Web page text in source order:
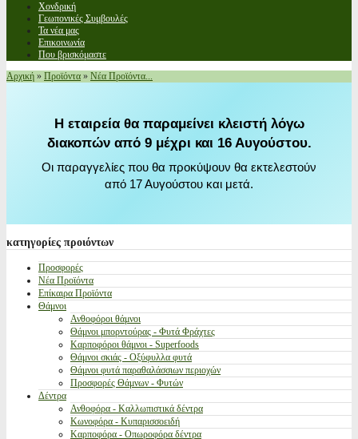
Χονδρική
Γεωπονικές Συμβουλές
Τα νέα μας
Επικοινωνία
Που βρισκόμαστε
Αρχική » Προϊόντα » Νέα Προϊόντα...
Η εταιρεία θα παραμείνει κλειστή λόγω
διακοπών από 9 μέχρι και 16 Αυγούστου.
Οι παραγγελίες που θα προκύψουν θα εκτελεστούν
από 17 Αυγούστου και μετά.
κατηγορίες προιόντων
Προσφορές
Νέα Προϊόντα
Επίκαιρα Προϊόντα
Θάμνοι
Ανθοφόροι θάμνοι
Θάμνοι μπορντούρας - Φυτά Φράχτες
Καρποφόροι θάμνοι - Superfoods
Θάμνοι σκιάς - Οξύφυλλα φυτά
Θάμνοι φυτά παραθαλάσσιων περιοχών
Προσφορές Θάμνων - Φυτών
Δέντρα
Ανθοφόρα - Καλλωπιστικά δέντρα
Κωνοφόρα - Κυπαρισσοειδή
Καρποφόρα - Οπωροφόρα δέντρα